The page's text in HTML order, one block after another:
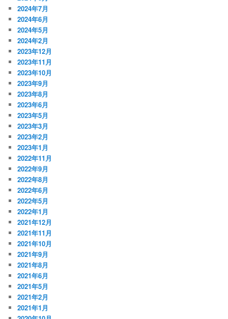
2024年7月
2024年6月
2024年5月
2024年2月
2023年12月
2023年11月
2023年10月
2023年9月
2023年8月
2023年6月
2023年5月
2023年3月
2023年2月
2023年1月
2022年11月
2022年9月
2022年8月
2022年6月
2022年5月
2022年1月
2021年12月
2021年11月
2021年10月
2021年9月
2021年8月
2021年6月
2021年5月
2021年2月
2021年1月